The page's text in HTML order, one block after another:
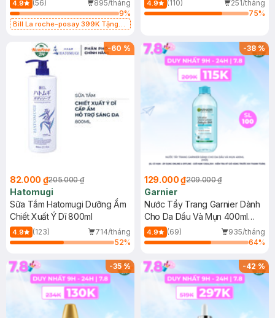
4.9 (56)
895/tháng
9%
Bill La roche-posay 399K Tặng
(SL có hạn)
4.9 (110)
251/tháng
75%
-60 %
82.000 ₫205.000 ₫
Hatomugi
Sữa Tắm Hatomugi Dưỡng Ẩm
Chiết Xuất Ý Dĩ 800ml
4.9 (123)
714/tháng
52%
-38%
129.000 ₫209.000 ₫
Garnier
Nước Tẩy Trang Garnier Dành
Cho Da Dầu Và Mụn 400ml
(Mới)
4.9 (69)
935/tháng
64%
-35% -42%